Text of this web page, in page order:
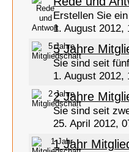
Erstellen Sie
1. August 2012,
5 Jahre
Sie sind seit
1. August 2012,
2 Jahre
Sie sind seit
25. April 2012,
1 Jahr